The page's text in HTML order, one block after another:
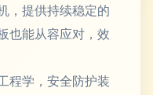
，提供持续稳定的
也能从容应对，效
程学，安全防护装